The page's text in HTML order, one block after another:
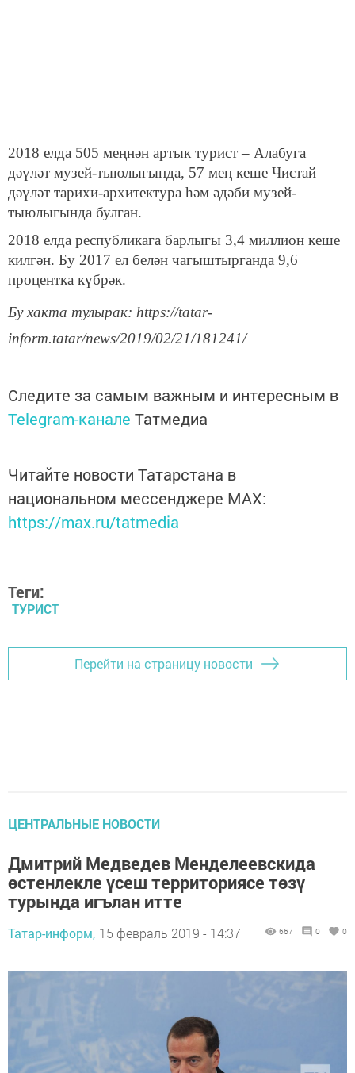
2018 елда 505 меңнән артык турист – Алабуга
дәүләт музей-тыюлыгында, 57 мең кеше Чистай
дәүләт тарихи-архитектура һәм әдәби музей-
тыюлыгында булган.
2018 елда республикага барлыгы 3,4 миллион кеше
килгән. Бу 2017 ел белән чагыштырганда 9,6
процентка күбрәк.
Бу хакта тулырак: https://tatar-
inform.tatar/news/2019/02/21/181241/
Следите за самым важным и интересным в
Telegram-канале Татмедиа
Читайте новости Татарстана в
национальном мессенджере MАХ:
https://max.ru/tatmedia
Теги:
ТУРИСТ
Перейти на страницу новости
ЦЕНТРАЛЬНЫЕ НОВОСТИ
Дмитрий Медведев Менделеевскида
өстенлекле үсеш территориясе төзү
турында игълан итте
Татар-информ, 15 февраль 2019 - 14:37 667 0 0